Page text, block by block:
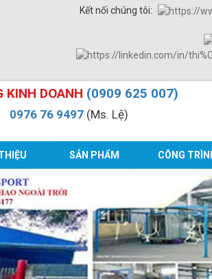
Kết nối chúng tôi:
KINH DOANH (0909 625 007)
0976 76 9497(Ms. Lệ)
SẢN PHẨM CÔNG